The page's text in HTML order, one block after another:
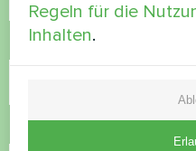
Rufnummer
Regeln für die
Inhalten.